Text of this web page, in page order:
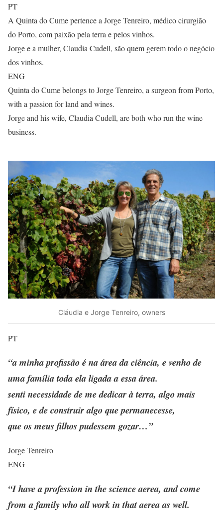
PT
A Quinta do Cume pertence a Jorge Tenreiro, médico cirurgião
do Porto, com paixão pela terra e pelos vinhos.
Jorge e a mulher, Claudia Cudell, são quem gerem todo o negócio
dos vinhos.
ENG
Quinta do Cume belongs to Jorge Tenreiro, a surgeon from Porto,
with a passion for land and wines.
Jorge and his wife, Claudia Cudell, are both who run the wine
business.
Cláudia e Jorge Tenreiro, owners
PT
“a minha profissão é na área da ciência, e venho de
uma família toda ela ligada a essa área.
senti necessidade de me dedicar à terra, algo mais
físico, e de construir algo que permanecesse,
que os meus filhos pudessem gozar…”
Jorge Tenreiro
ENG
“I have a profession in the science aerea, and come
from a family who all work in that aerea as well.